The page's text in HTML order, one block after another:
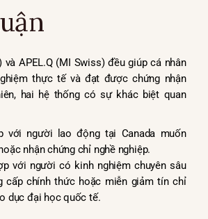
và APEL.Q (MI Swiss) đều giúp cá nhân
thực tế và đạt được chứng nhận
hai hệ thống có sự khác biệt quan
với người lao động tại Canada muốn
nhận chứng chỉ nghề nghiệp.
với người có kinh nghiệm chuyên sâu
cấp chính thức hoặc miễn giảm tín chỉ
dục đại học quốc tế.